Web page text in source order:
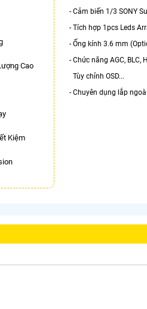
Cao
Kiệm
- Cảm biến 1/3 SONY
- Tích hợp 1pcs Leds
- Ống kính 3.6 mm
- Chức năng AGC, BLC,
Tùy chỉnh OSD...
- Chuyên dụng lắp